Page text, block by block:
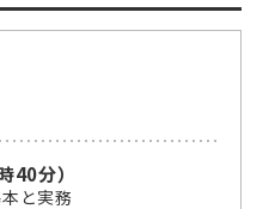
40分）
と実務